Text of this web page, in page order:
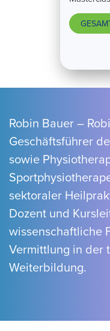
Robin Bauer –
Geschäftsführer
sowie
sektoraler
Dozent und
wissenschaftliche
Vermittlung in der
Weiterbildung.